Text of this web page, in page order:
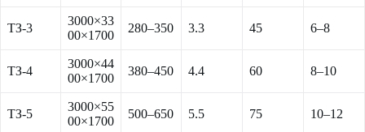
ТЗ-3
3000×33
00×1700
280–350 3.3 45 6–8
ТЗ-4
3000×44
00×1700
380–450 4.4 60 8–10
ТЗ-5
3000×55
00×1700
500–650 5.5 75 10–12